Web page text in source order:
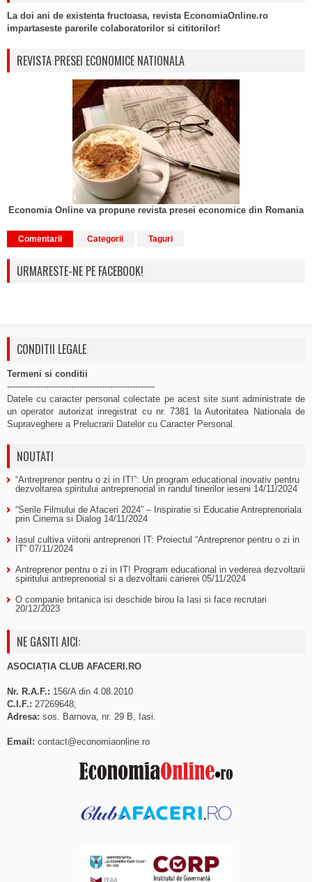
La doi ani de existenta fructoasa, revista EconomiaOnline.ro
impartaseste parerile colaboratorilor si cititorilor!
REVISTA PRESEI ECONOMICE NATIONALA
Economia Online va propune revista presei economice din Romania
Comentarii Categorii Taguri
URMARESTE-NE PE FACEBOOK!
CONDITII LEGALE
Termeni si conditii
-----------------------------------------------------
Datele cu caracter personal colectate pe acest site sunt administrate de
un operator autorizat inregistrat cu nr. 7381 la Autoritatea Nationala de
Supraveghere a Prelucrarii Datelor cu Caracter Personal.
NOUTATI
“Antreprenor pentru o zi in IT!”: Un program educational inovativ pentru
dezvoltarea spiritului antreprenorial in randul tinerilor ieseni 14/11/2024
“Serile Filmului de Afaceri 2024” – Inspiratie si Educatie Antreprenoriala
prin Cinema si Dialog 14/11/2024
Iasul cultiva viitorii antreprenori IT: Proiectul “Antreprenor pentru o zi in
IT” 07/11/2024
Antreprenor pentru o zi in IT! Program educational in vederea dezvoltarii
spiritului antreprenorial si a dezvoltarii carierei 05/11/2024
O companie britanica isi deschide birou la Iasi si face recrutari
20/12/2023
NE GASITI AICI:
ASOCIAȚIA CLUB AFACERI.RO
Nr. R.A.F.: 156/A din 4.08.2010
C.I.F.: 27269648;
Adresa: sos. Barnova, nr. 29 B, Iasi.
Email: contact@economiaonline.ro